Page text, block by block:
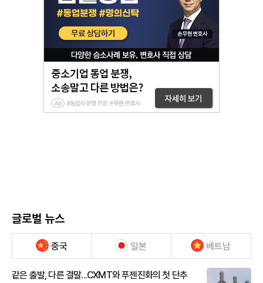
글로벌 뉴스
중국 일본 베트남
같은 출발, 다른 결말...CXMT와 푸젠진화의 첫 단추